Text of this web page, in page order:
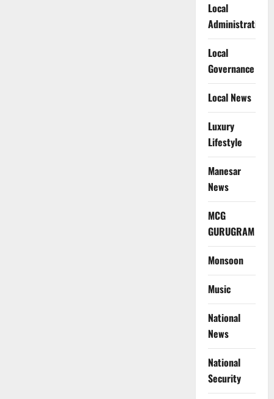
Local
Administration
Local
Governance
Local News
Luxury
Lifestyle
Manesar
News
MCG
GURUGRAM
Monsoon
Music
National
News
National
Security